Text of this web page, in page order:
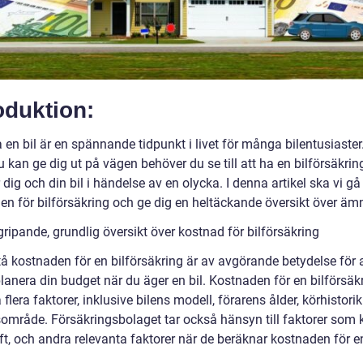
en bil är en spännande tidpunkt i livet för många
kan ge dig ut på vägen behöver du se till att ha en
och din bil i händelse av en olycka. I denna artikel ska vi
för bilförsäkring och ge dig en heltäckande översikt över
grundlig översikt över kostnad för bilförsäkring
kostnaden för en bilförsäkring är av avgörande betydelse för
din budget när du äger en bil. Kostnaden för en
flera faktorer, inklusive bilens modell, förarens ålder,
Försäkringsbolaget tar också hänsyn till faktorer som
och andra relevanta faktorer när de beräknar kostnaden för